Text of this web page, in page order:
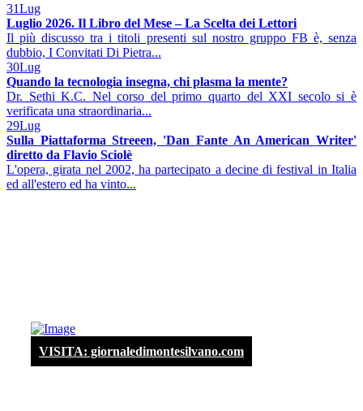
31Lug
Luglio 2026. Il Libro del Mese – La Scelta dei Lettori
Il più discusso tra i titoli presenti sul nostro gruppo FB è, senza
dubbio, I Convitati Di Pietra...
30Lug
Quando la tecnologia insegna, chi plasma la mente?
Dr. Sethi K.C. Nel corso del primo quarto del XXI secolo si è
verificata una straordinaria...
29Lug
Sulla Piattaforma Streeen, 'Dan Fante An American Writer'
diretto da Flavio Sciolè
L'opera, girata nel 2002, ha partecipato a decine di festival in Italia
ed all'estero ed ha vinto...
VISITA: giornaledimontesilvano.com